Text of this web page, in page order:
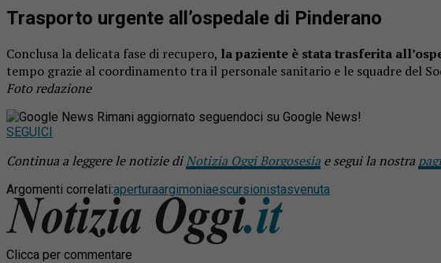
Trasporto urgente all’ospedale di Pinderano
Conclusa la delicata fase di recupero, la paziente è stata trasferita
tempo grazie al coordinamento tra il personale sanitario e le squadre del
Foto redazione
Rimani aggiornato seguendoci su Google News!
SEGUICI
Continua a leggere le notizie diNotizia Oggi Borgosesia e segui la nostra
Argomenti correlati:aperturaargimoniaescursionistasvenuta
Clicca per commentare